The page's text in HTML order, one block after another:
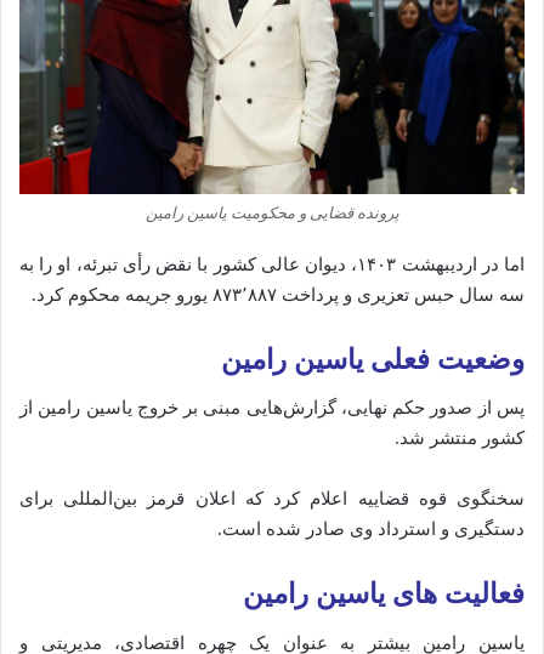
پرونده قضایی و محکومیت یاسین رامین
اما در اردیبهشت ۱۴۰۳، دیوان عالی کشور با نقض رأی تبرئه، او را به
سه سال حبس تعزیری و پرداخت ۸۷۳٬۸۸۷ یورو جریمه محکوم کرد.
وضعیت فعلی یاسین رامین
پس از صدور حکم نهایی، گزارش‌هایی مبنی بر خروج یاسین رامین از
کشور منتشر شد.
سخنگوی قوه قضاییه اعلام کرد که اعلان قرمز بین‌المللی برای
دستگیری و استرداد وی صادر شده است.
فعالیت های یاسین رامین
یاسین رامین بیشتر به عنوان یک چهره اقتصادی، مدیریتی و